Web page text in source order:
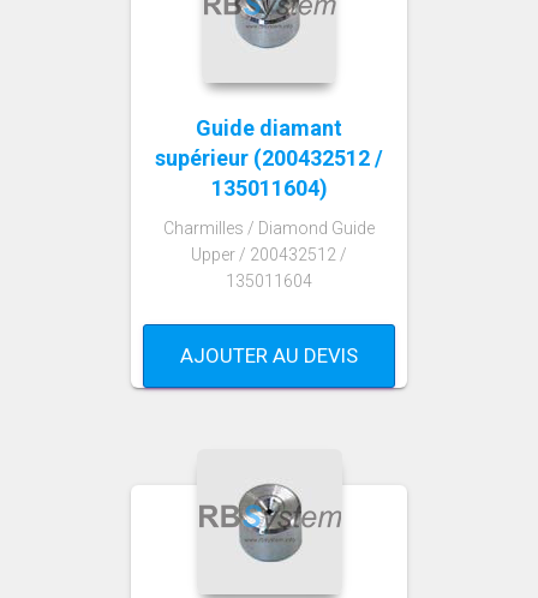
Guide diamant
supérieur (200432512 /
135011604)
Charmilles / Diamond Guide
Upper / 200432512 /
135011604
AJOUTER AU DEVIS